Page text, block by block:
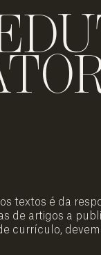
textos é da
de artigos a
currículo, devem